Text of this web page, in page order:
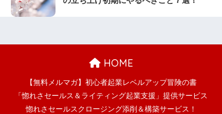
HOME
【無料メルマガ】初心者起業レベルアップ冒険の書
「惚れさセールス＆ライティング起業支援」提供サービス
惚れさセールスクロージング添削＆構築サービス！